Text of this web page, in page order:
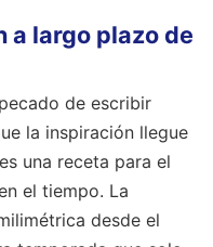
a largo plazo de
de escribir
la inspiración llegue
una receta para el
el tiempo. La
desde el